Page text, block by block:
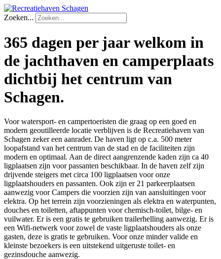
Zoeken...
365 dagen per jaar welkom in
de jachthaven en camperplaats
dichtbij het centrum van
Schagen.
Voor watersport- en campertoeristen die graag op een goed en
modern geoutilleerde locatie verblijven is de Recreatiehaven van
Schagen zeker een aanrader. De haven ligt op c.a. 500 meter
loopafstand van het centrum van de stad en de faciliteiten zijn
modern en optimaal. Aan de direct aangrenzende kaden zijn ca 40
ligplaatsen zijn voor passanten beschikbaar. In de haven zelf zijn
drijvende steigers met circa 100 ligplaatsen voor onze
ligplaatshouders en passanten. Ook zijn er 21 parkeerplaatsen
aanwezig voor Campers die voorzien zijn van aansluitingen voor
elektra. Op het terrein zijn voorzieningen als elektra en waterpunten,
douches en toiletten, aftappunten voor chemisch-toilet, bilge- en
vuilwater. Er is een gratis te gebruiken trailerhelling aanwezig. Er is
een Wifi-netwerk voor zowel de vaste ligplaatshouders als onze
gasten, deze is gratis te gebruiken. Voor onze minder valide en
kleinste bezoekers is een uitstekend uitgeruste toilet- en
gezinsdouche aanwezig.